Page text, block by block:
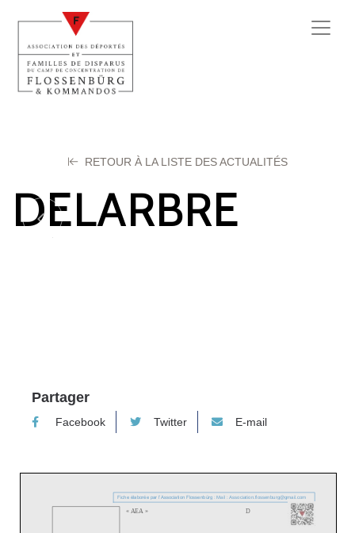
RETOUR À LA LISTE DES ACTUALITÉS
DELARBRE
Léon – Lucien
Partager
Facebook Twitter E-mail